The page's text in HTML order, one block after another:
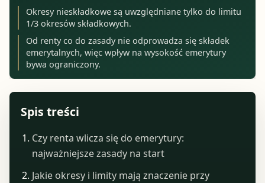
Okresy nieskładkowe są uwzględniane tylko do limitu
1/3 okresów składkowych.
Od renty co do zasady nie odprowadza się składek
emerytalnych, więc wpływ na wysokość emerytury
bywa ograniczony.
Spis treści
Czy renta wlicza się do emerytury:
najważniejsze zasady na start
Jakie okresy i limity mają znaczenie przy